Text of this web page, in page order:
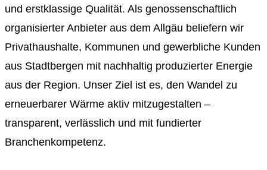
und erstklassige Qualität. Als genossenschaftlich
organisierter Anbieter aus dem Allgäu beliefern wir
Privathaushalte, Kommunen und gewerbliche Kunden
aus Stadtbergen mit nachhaltig produzierter Energie
aus der Region. Unser Ziel ist es, den Wandel zu
erneuerbarer Wärme aktiv mitzugestalten –
transparent, verlässlich und mit fundierter
Branchenkompetenz.